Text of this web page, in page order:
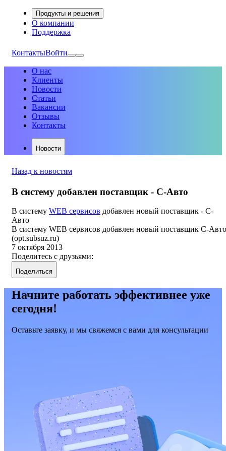
Продукты и решения
О компании
Поддержка
КонтактыВойти
О нас
Клиенты
Новости
Статьи
Вакансии
Отзывы
Контакты
Новости
Назад к новостям
В систему добавлен поставщик - С-Авто
В систему WEB сервисов добавлен новый поставщик - С-
Авто
В систему WEB сервисов добавлен новый поставщик С-Авто
(opt.subsuz.ru)
7 октября 2013
Поделитесь с друзьями:
Поделиться
Начните работать эффективнее уже
сегодня!
Оставьте заявку, и мы свяжемся с вами для консультации